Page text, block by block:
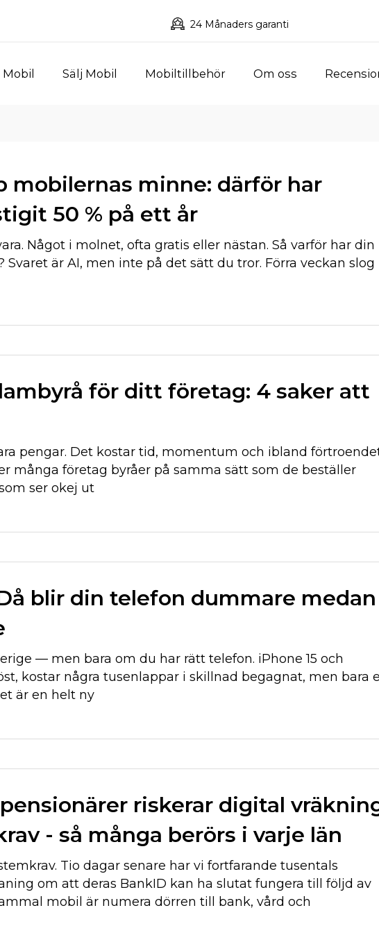
24 Månaders garanti
Mobil Sälj Mobil Mobiltillbehör Om oss
mobilernas minne: därför har
50 % på ett år
Något i molnet, ofta gratis eller nästan. Så varför har din
är AI, men inte på det sätt du tror. Förra veckan slog
för ditt företag: 4 saker att
pengar. Det kostar tid, momentum och ibland
många företag byråer på samma sätt som de beställer
ser okej ut
blir din telefon dummare medan
— men bara om du har rätt telefon. iPhone 15 och
kostar några tusenlappar i skillnad begagnat, men bara
är en helt ny
riskerar digital
- så många berörs i varje län
Tio dagar senare har vi fortfarande tusentals
om att deras BankID kan ha slutat fungera till följd av
mobil är numera dörren till bank, vård och